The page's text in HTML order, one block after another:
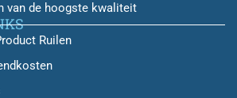
van de hoogste kwaliteit
Ruilen